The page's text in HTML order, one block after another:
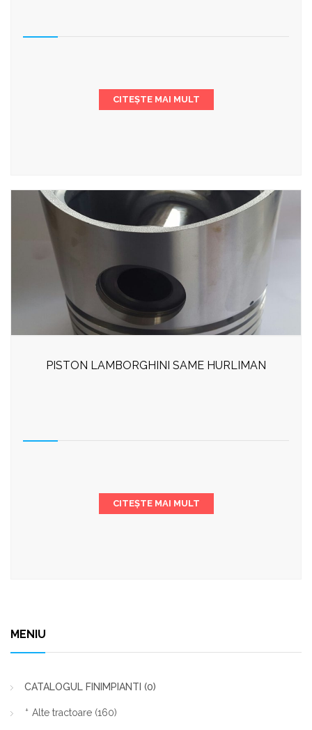
CITEȘTE MAI MULT
PISTON LAMBORGHINI SAME HURLIMAN
CITEȘTE MAI MULT
MENIU
CATALOGUL FINIMPIANTI (0)
Alte tractoare (160)